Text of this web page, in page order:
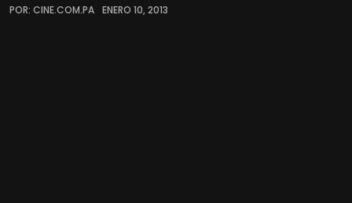
POR: CINE.COM.PA ENERO 10, 2013